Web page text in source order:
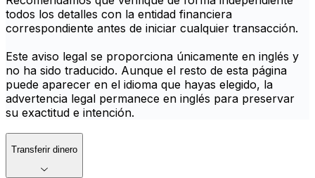
todos los detalles con la entidad financiera
correspondiente antes de iniciar cualquier transacción.
Este aviso legal se proporciona únicamente en inglés y
no ha sido traducido. Aunque el resto de esta página
puede aparecer en el idioma que hayas elegido, la
advertencia legal permanece en inglés para preservar
su exactitud e intención.
Transferir dinero